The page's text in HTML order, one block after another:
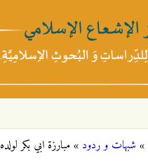
» شبهات و ردود »مبارزة ابي بكر لولده